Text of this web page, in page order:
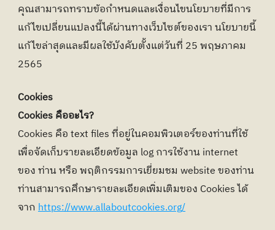
คุณสามารถทราบข้อกำหนดและเงื่อนไขนโยบายที่มีการ
แก้ไขเปลี่ยนแปลงนี้ได้ผ่านทางเว็บไซต์ของเรา นโยบายนี้
แก้ไขล่าสุดและมีผลใช้บังคับตั้งแต่วันที่ 25 พฤษภาคม
2565
Cookies
Cookies คืออะไร?
Cookies คือ text files ที่อยู่ในคอมพิวเตอร์ของท่านที่ใช้
เพื่อจัดเก็บรายละเอียดข้อมูล log การใช้งาน internet
ของ ท่าน หรือ พฤติกรรมการเยี่ยมชม website ของท่าน
ท่านสามารถศึกษารายละเอียดเพิ่มเติมของ Cookies ได้
จาก https://www.allaboutcookies.org/